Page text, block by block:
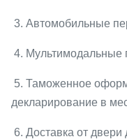
3. Автомобильные
4. Мультимодальные
5. Таможенное
декларирование в
6. Доставка от